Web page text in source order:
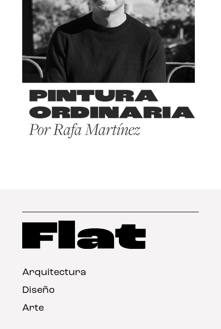
Arquitectura
Diseño
Arte